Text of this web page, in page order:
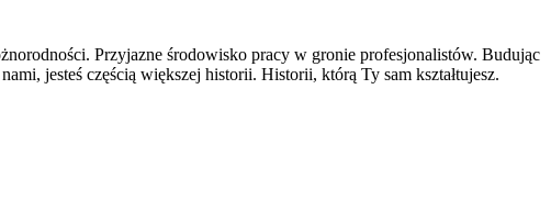
Przyjazne środowisko pracy w gronie profesjonalistów. Budując
jesteś częścią większej historii. Historii, którą Ty sam kształtujesz.